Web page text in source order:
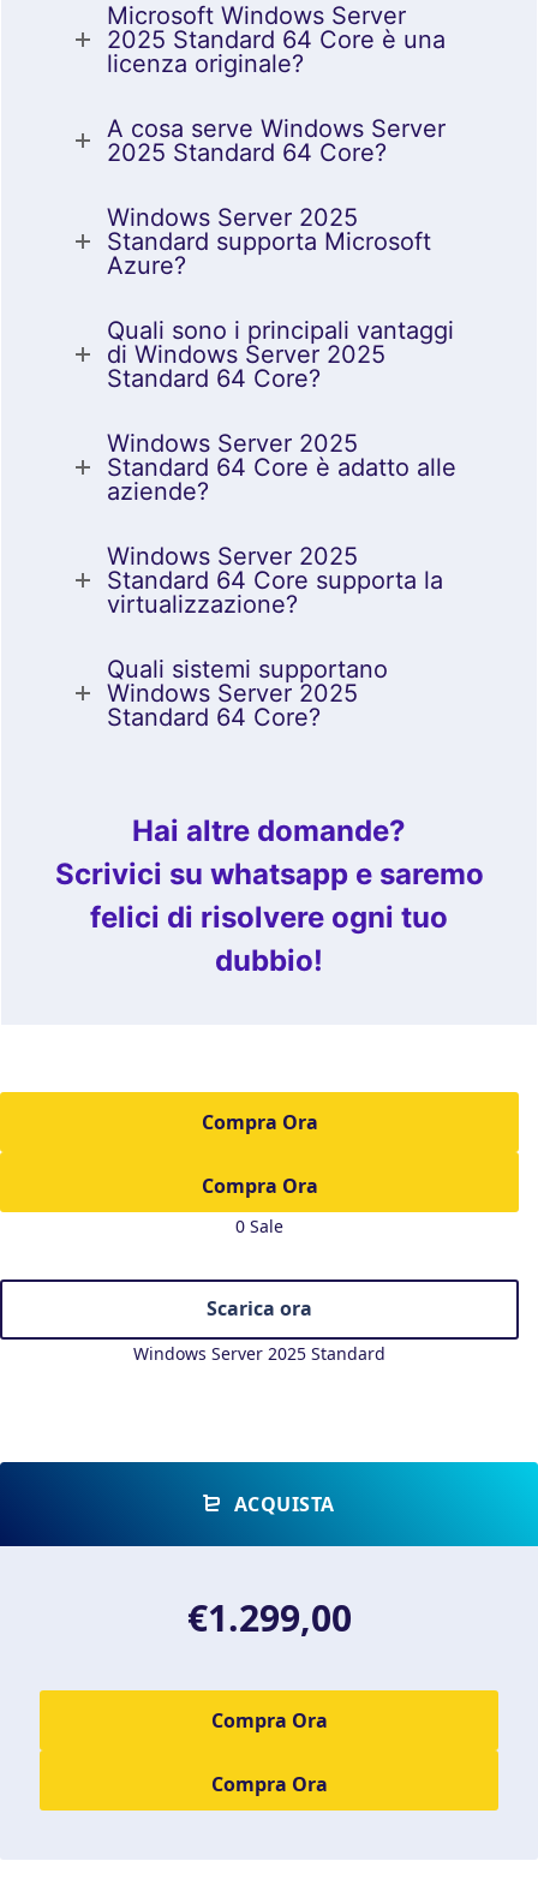
Microsoft Windows Server
2025 Standard 64 Core è una
licenza originale?
A cosa serve Windows Server
2025 Standard 64 Core?
Windows Server 2025
Standard supporta Microsoft
Azure?
Quali sono i principali vantaggi
di Windows Server 2025
Standard 64 Core?
Windows Server 2025
Standard 64 Core è adatto alle
aziende?
Windows Server 2025
Standard 64 Core supporta la
virtualizzazione?
Quali sistemi supportano
Windows Server 2025
Standard 64 Core?
Hai altre domande?
Scrivici su whatsapp e saremo
felici di risolvere ogni tuo
dubbio!
Compra Ora
0 Sale
Scarica ora
Windows Server 2025 Standard
ACQUISTA
€1.299,00
Compra Ora